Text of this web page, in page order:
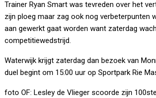
Trainer Ryan Smart was tevreden over het
zijn ploeg maar zag ook nog verbeterpunten
aan gewerkt gaat worden want zaterdag
competitiewedstrijd.
Waterwijk krijgt zaterdag dan bezoek van
duel begint om 15:00 uur op Sportpark Rie
foto OF: Lesley de Vlieger scoorde zijn